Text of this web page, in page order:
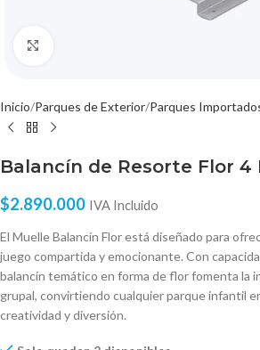
Inicio Parques de Exterior Parques
Balancín de Resorte Flor 4
$2.890.000 IVA Incluido
El Muelle Balancín Flor está diseñado para
juego compartida y emocionante. Con
balancín temático en forma de flor fomenta la
grupal, convirtiendo cualquier parque infantil
creatividad y diversión.